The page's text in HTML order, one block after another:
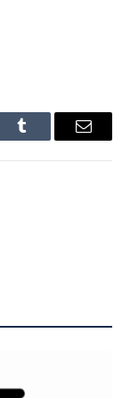
Tumblr Email